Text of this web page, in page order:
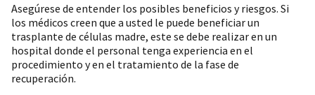
Asegúrese de entender los posibles beneficios y riesgos. Si
los médicos creen que a usted le puede beneficiar un
trasplante de células madre, este se debe realizar en un
hospital donde el personal tenga experiencia en el
procedimiento y en el tratamiento de la fase de
recuperación.